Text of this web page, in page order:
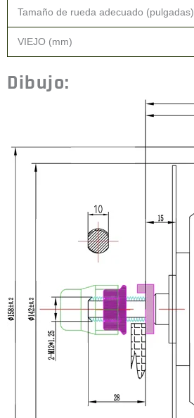
Tamaño de rueda adecuado (pulgadas)
VIEJO (mm)
Dibujo: